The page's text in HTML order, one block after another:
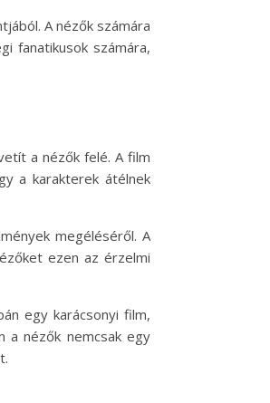
A nézők számára
fanatikusok számára,
a nézők felé. A film
a karakterek átélnek
megéléséről. A
ezen az érzelmi
egy karácsonyi film,
a nézők nemcsak egy